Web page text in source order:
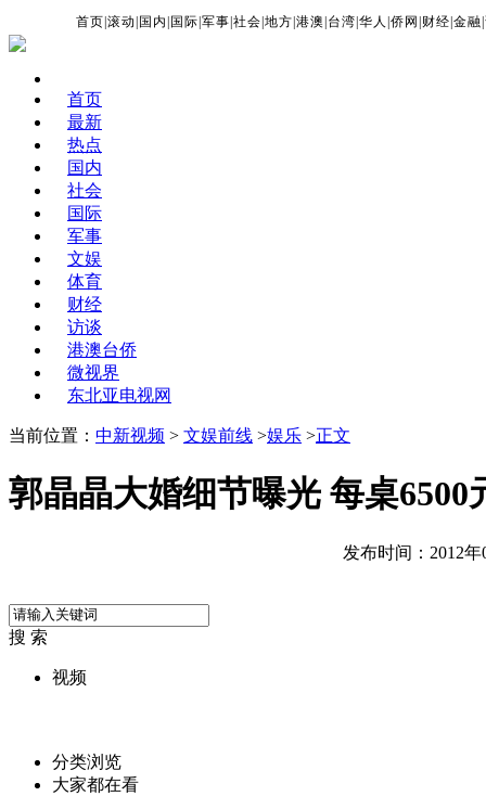
首页 |滚动 国内 国际 |军事 |社会 |地方 |港澳 台湾 |华人 |侨网 财经 |金融 |
首页
最新
热点
国内
社会
国际
军事
文娱
体育
财经
访谈
港澳台侨
微视界
东北亚电视网
当前位置： 中新视频 > 文娱前线 >娱乐 >正文
郭晶晶大婚细节曝光 每桌6500
发布时间：2012年
搜 索
视频
分类浏览
大家都在看